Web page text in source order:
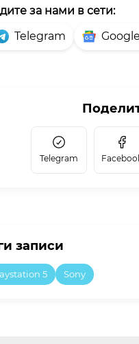
за нами в сети:
Telegram
Telegram
записи
5 Sony